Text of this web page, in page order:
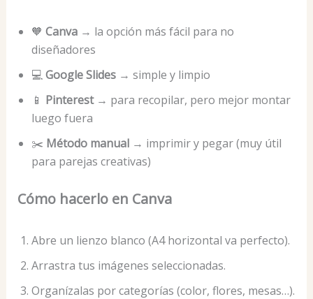
🧡 Canva→ la opción más fácil para no
diseñadores
💻Google Slides→ simple y limpio
📱 Pinterest→ para recopilar, pero mejor montar
luego fuera
✂️ Método manual→ imprimir y pegar (muy útil
para parejas creativas)
Cómo hacerlo en Canva
Abre un lienzo blanco (A4 horizontal va perfecto).
Arrastra tus imágenes seleccionadas.
Organízalas por categorías (color, flores, mesas…).